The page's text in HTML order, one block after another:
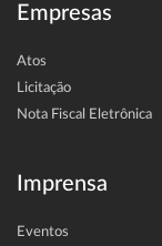
Empresas
Atos
Licitação
Nota Fiscal Eletrônica
Imprensa
Eventos